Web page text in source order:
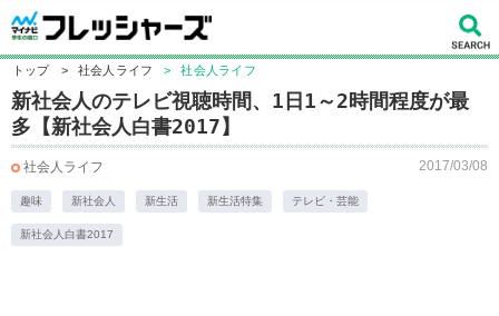
トップ > 社会人ライフ > 社会人ライフ
新社会人のテレビ視聴時間、1日1～2時間程度が最
多【新社会人白書2017】
社会人ライフ 2017/03/08
趣味 新社会人 新生活 新生活特集 テレビ・芸能
新社会人白書2017